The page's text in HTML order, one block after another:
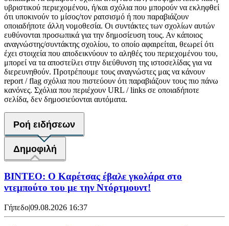
υβριστικού περιεχομένου, ή/και σχόλια που μπορούν να εκληφθεί
ότι υποκινούν το μίσος/τον ρατσισμό ή που παραβιάζουν
οποιαδήποτε άλλη νομοθεσία. Οι συντάκτες των σχολίων αυτών
ευθύνονται προσωπικά για την δημοσίευση τους. Αν κάποιος
αναγνώστης/συντάκτης σχολίου, το οποίο αφαιρείται, θεωρεί ότι
έχει στοιχεία που αποδεικνύουν το αληθές του περιεχομένου του,
μπορεί να τα αποστείλει στην διεύθυνση της ιστοσελίδας για να
διερευνηθούν. Προτρέπουμε τους αναγνώστες μας να κάνουν
report / flag σχόλια που πιστεύουν ότι παραβιάζουν τους πιο πάνω
κανόνες. Σχόλια που περιέχουν URL / links σε οποιαδήποτε
σελίδα, δεν δημοσιεύονται αυτόματα.
Ροή ειδήσεων
Δημοφιλή
ΒΙΝΤΕΟ: Ο Καρέτσας έβαλε γκολάρα στο
ντεμπούτο του με την Ντόρτμουντ!
Γήπεδο|09.08.2026 16:37